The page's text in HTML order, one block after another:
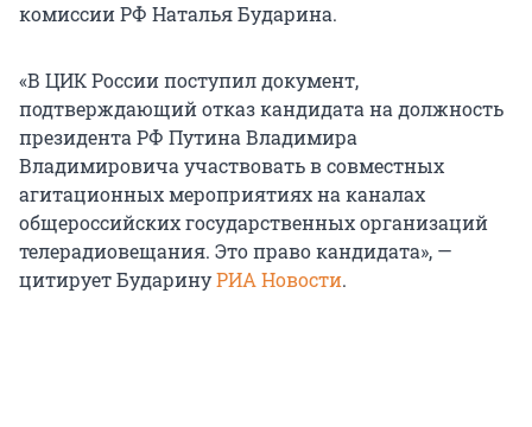
комиссии РФ Наталья Бударина.
«В ЦИК России поступил документ,
подтверждающий отказ кандидата на должность
президента РФ Путина Владимира
Владимировича участвовать в совместных
агитационных мероприятиях на каналах
общероссийских государственных организаций
телерадиовещания. Это право кандидата», —
цитирует БударинуРИА Новости.